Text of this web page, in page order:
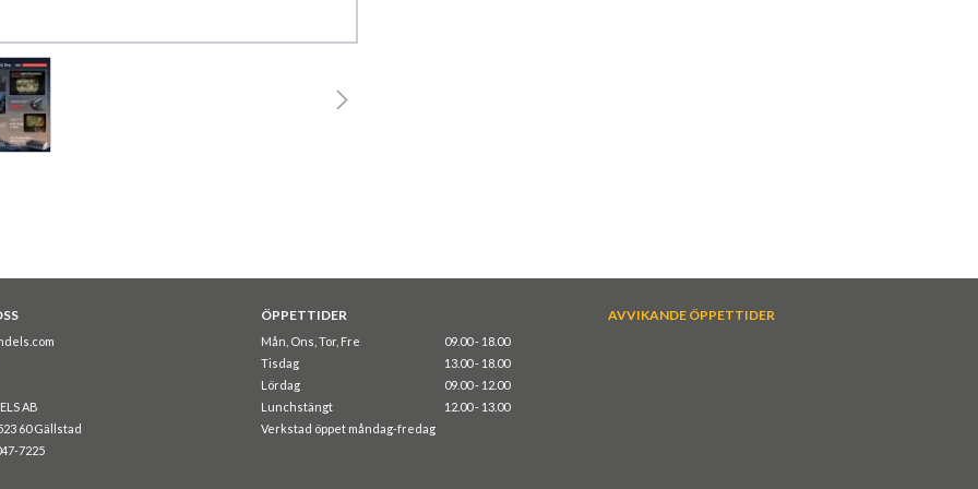
AB
60 Gällstad
7225
ÖPPETTIDER
Mån, Ons, Tor, Fre
09.00 - 18.00
Tisdag
13.00 - 18.00
Lördag
09.00 - 12.00
Lunchstängt
12.00 - 13.00
Verkstad öppet måndag-fredag
AVVIKANDE ÖPPETTIDER